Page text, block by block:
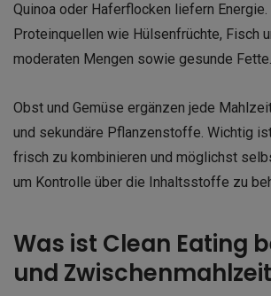
Quinoa oder Haferflocken liefern
Proteinquellen wie Hülsenfrüchte, Fisch
moderaten Mengen sowie gesunde Fette.
Obst und Gemüse ergänzen jede
und sekundäre Pflanzenstoffe. Wichtig
frisch zu kombinieren und möglichst
um Kontrolle über die Inhaltsstoffe zu
Was ist Clean Eating
und